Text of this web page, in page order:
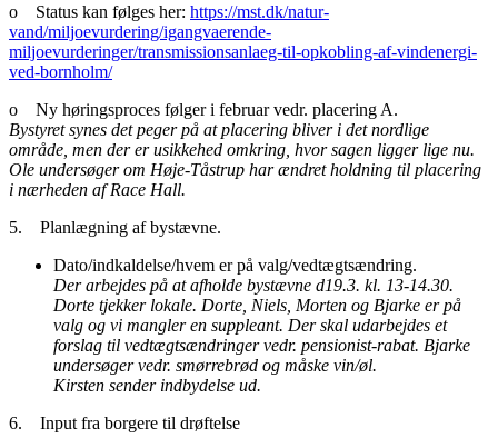
o Status kan følges her: https://mst.dk/natur-
vand/miljoevurdering/igangvaerende-
miljoevurderinger/transmissionsanlaeg-til-opkobling-af-vindenergi-
ved-bornholm/
o Ny høringsproces følger i februar vedr. placering A.
Bystyret synes det peger på at placering bliver i det nordlige
område, men der er usikkehed omkring, hvor sagen ligger lige nu.
Ole undersøger om Høje-Tåstrup har ændret holdning til placering
i nærheden af Race Hall.
5. Planlægning af bystævne.
Dato/indkaldelse/hvem er på valg/vedtægtsændring.
Der arbejdes på at afholde bystævne d19.3. kl. 13-14.30.
Dorte tjekker lokale. Dorte, Niels, Morten og Bjarke er på
valg og vi mangler en suppleant. Der skal udarbejdes et
forslag til vedtægtsændringer vedr. pensionist-rabat. Bjarke
undersøger vedr. smørrebrød og måske vin/øl.
Kirsten sender indbydelse ud.
6. Input fra borgere til drøftelse